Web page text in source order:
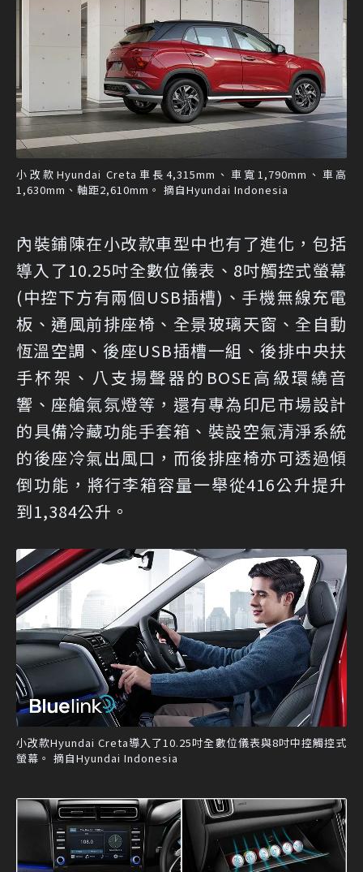
小改款Hyundai Creta車長4,315mm、車寬1,790mm、車高
1,630mm、軸距2,610mm。 摘自Hyundai Indonesia
內裝鋪陳在小改款車型中也有了進化，包括
導入了10.25吋全數位儀表、8吋觸控式螢幕
(中控下方有兩個USB插槽)、手機無線充電
板、通風前排座椅、全景玻璃天窗、全自動
恆溫空調、後座USB插槽一組、後排中央扶
手杯架、八支揚聲器的BOSE高級環繞音
響、座艙氣氛燈等，還有專為印尼市場設計
的具備冷藏功能手套箱、裝設空氣清淨系統
的後座冷氣出風口，而後排座椅亦可透過傾
倒功能，將行李箱容量一舉從416公升提升
到1,384公升。
小改款Hyundai Creta導入了10.25吋全數位儀表與8吋中控觸控式
螢幕。 摘自Hyundai Indonesia